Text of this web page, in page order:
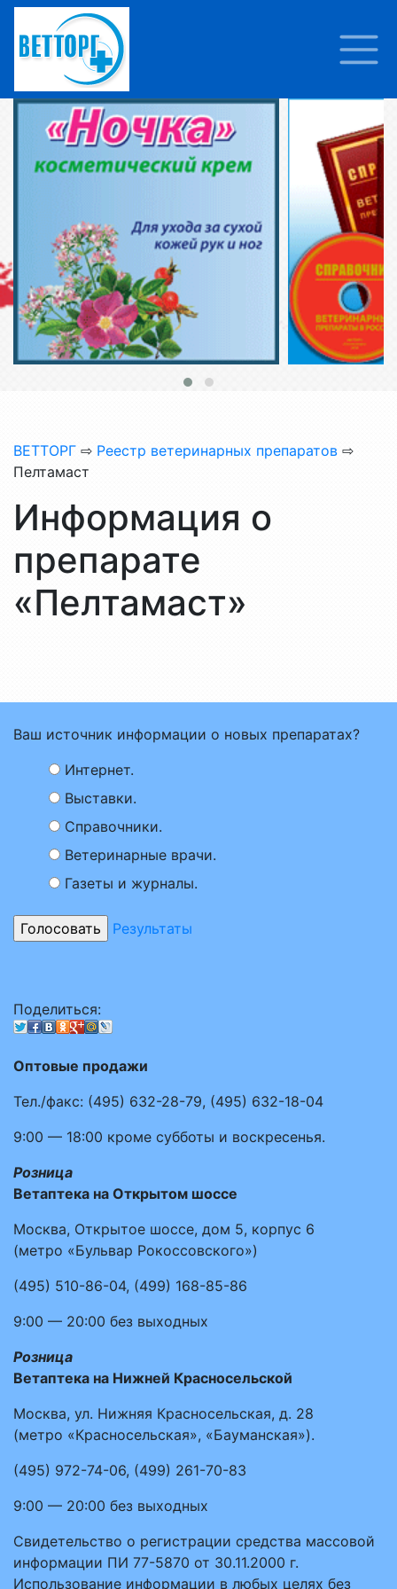
ВЕТТОРГ ⇨ Реестр ветеринарных препаратов ⇨
Пелтамаст
Информация о
препарате
«Пелтамаст»
Ваш источник информации о новых препаратах?
Интернет.
Выставки.
Справочники.
Ветеринарные врачи.
Газеты и журналы.
Результаты
Поделиться:
Оптовые продажи
Тел./факс: (495) 632-28-79, (495) 632-18-04
9:00 — 18:00 кроме субботы и воскресенья.
Розница
Ветаптека на Открытом шоссе
Москва, Открытое шоссе, дом 5, корпус 6
(метро «Бульвар Рокоссовского»)
(495) 510-86-04, (499) 168-85-86
9:00 — 20:00 без выходных
Розница
Ветаптека на Нижней Красносельской
Москва, ул. Нижняя Красносельская, д. 28
(метро «Красносельская», «Бауманская»).
(495) 972-74-06, (499) 261-70-83
9:00 — 20:00 без выходных
Свидетельство о регистрации средства массовой
информации ПИ 77-5870 от 30.11.2000 г.
Использование информации в любых целях без